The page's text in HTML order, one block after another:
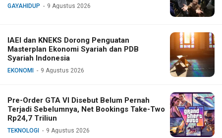
GAYAHIDUP 9 Agustus 2026
IAEI dan KNEKS Dorong Penguatan
Masterplan Ekonomi Syariah dan PDB
Syariah Indonesia
EKONOMI 9 Agustus 2026
Pre-Order GTA VI Disebut Belum Pernah
Terjadi Sebelumnya, Net Bookings Take-Two
Rp24,7 Triliun
TEKNOLOGI 9 Agustus 2026